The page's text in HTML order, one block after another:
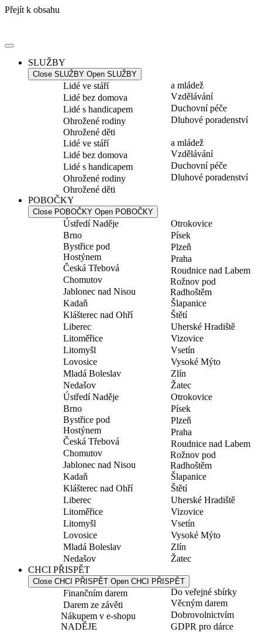
Přejít k obsahu
SLUŽBY
Close SLUŽBY Open SLUŽBY
Lidé ve stáří
Lidé bez domova
Lidé s handicapem
Ohrožené rodiny
Ohrožené děti
a mládež
Vzdělávání
Duchovní péče
Dluhové poradenství
Lidé ve stáří
Lidé bez domova
Lidé s handicapem
Ohrožené rodiny
Ohrožené děti
a mládež
Vzdělávání
Duchovní péče
Dluhové poradenství
POBOČKY
Close POBOČKY Open POBOČKY
Ústředí Naděje
Brno
Bystřice pod
Hostýnem
Česká Třebová
Chomutov
Jablonec nad Nisou
Kadaň
Klášterec nad Ohří
Liberec
Litoměřice
Litomyšl
Lovosice
Mladá Boleslav
Nedašov
Otrokovice
Písek
Plzeň
Praha
Roudnice nad Labem
Rožnov pod
Radhoštěm
Šlapanice
Štětí
Uherské Hradiště
Vizovice
Vsetín
Vysoké Mýto
Zlín
Žatec
Ústředí Naděje
Brno
Bystřice pod
Hostýnem
Česká Třebová
Chomutov
Jablonec nad Nisou
Kadaň
Klášterec nad Ohří
Liberec
Litoměřice
Litomyšl
Lovosice
Mladá Boleslav
Nedašov
Otrokovice
Písek
Plzeň
Praha
Roudnice nad Labem
Rožnov pod
Radhoštěm
Šlapanice
Štětí
Uherské Hradiště
Vizovice
Vsetín
Vysoké Mýto
Zlín
Žatec
CHCI PŘISPĚT
Close CHCI PŘISPĚT Open CHCI PŘISPĚT
Finančním darem
Darem ze závěti
Nákupem v e-shopu
NADĚJE
Do veřejné sbírky
Věcným darem
Dobrovolnictvím
GDPR pro dárce